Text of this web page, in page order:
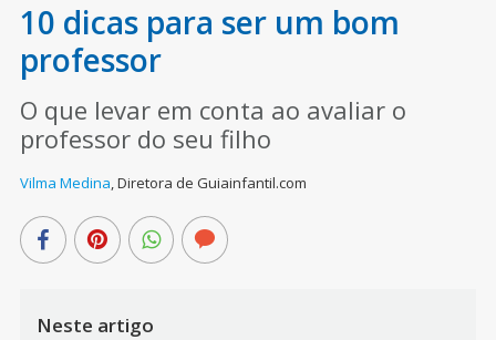
10 dicas para ser um bom
professor
O que levar em conta ao avaliar o
professor do seu filho
Vilma Medina,Diretora de Guiainfantil.com
Neste artigo